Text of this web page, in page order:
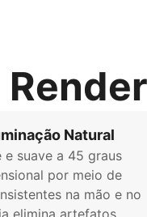
Natural
suave a 45 graus
por meio de
na mão e no
elimina artefatos